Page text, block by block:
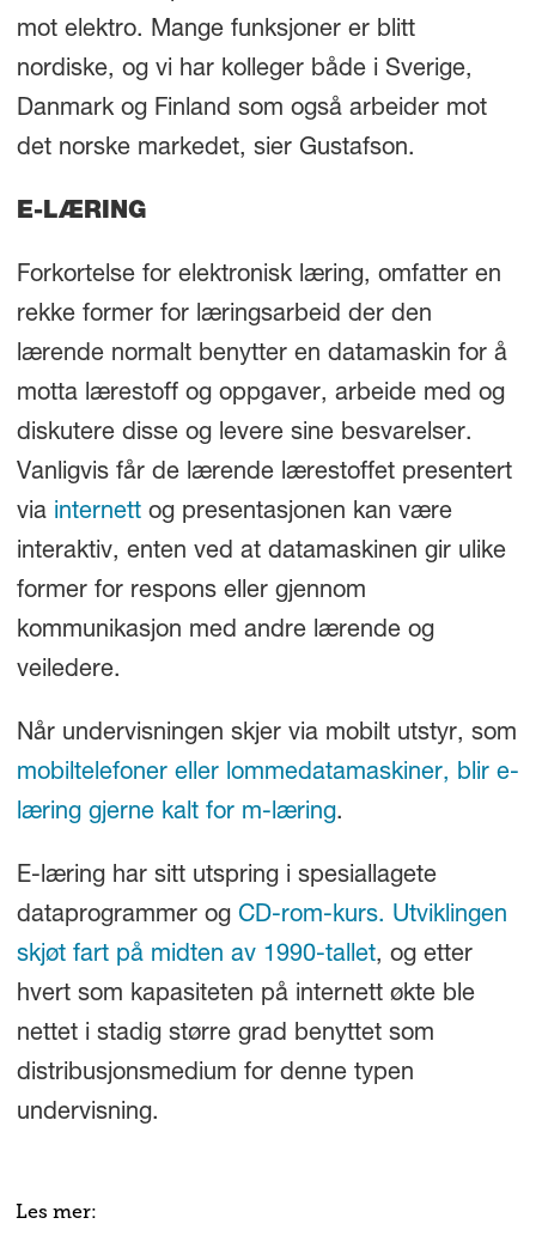
mot elektro. Mange funksjoner er blitt
nordiske, og vi har kolleger både i Sverige,
Danmark og Finland som også arbeider mot
det norske markedet, sier Gustafson.
E-LÆRING
Forkortelse for elektronisk læring, omfatter en
rekke former for læringsarbeid der den
lærende normalt benytter en datamaskin for å
motta lærestoff og oppgaver, arbeide med og
diskutere disse og levere sine besvarelser.
Vanligvis får de lærende lærestoffet presentert
via internettog presentasjonen kan være
interaktiv, enten ved at datamaskinen gir ulike
former for respons eller gjennom
kommunikasjon med andre lærende og
veiledere.
Når undervisningen skjer via mobilt utstyr, som
mobiltelefoner eller lommedatamaskiner, blir e-
læring gjerne kalt for m-læring.
E-læring har sitt utspring i spesiallagete
dataprogrammer og CD-rom-kurs. Utviklingen
skjøt fart på midten av 1990-tallet, og etter
hvert som kapasiteten på internett økte ble
nettet i stadig større grad benyttet som
distribusjonsmedium for denne typen
undervisning.